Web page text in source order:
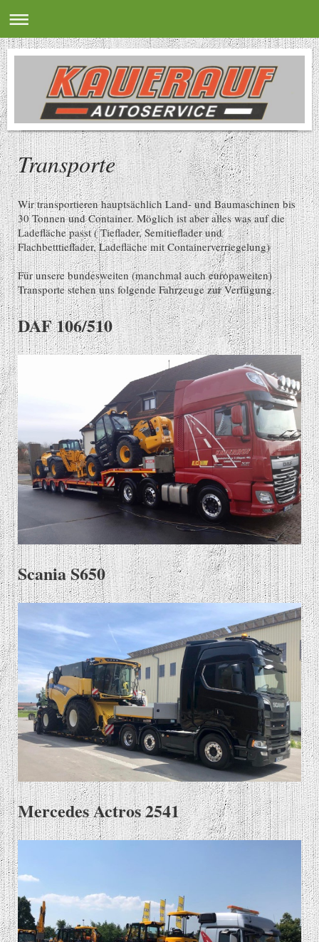
Transporte
Wir transportieren hauptsächlich Land- und Baumaschinen bis
30 Tonnen und Container. Möglich ist aber alles was auf die
Ladefläche passt ( Tieflader, Semitieflader und
Flachbetttieflader, Ladefläche mit Containerverriegelung)
Für unsere bundesweiten (manchmal auch europaweiten)
Transporte stehen uns folgende Fahrzeuge zur Verfügung.
DAF 106/510
Scania S650
Mercedes Actros 2541